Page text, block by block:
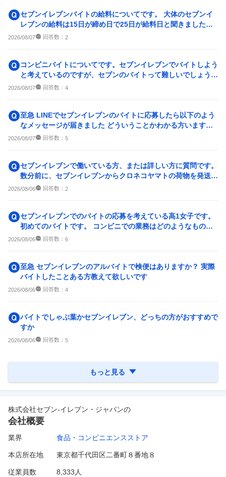
セブンイレブンバイトの給料についてです。 大体のセブンイ
レブンの給料は15日が締め日で25日が給料日と聞きました。
給料は25日の大体何...
2026/08/07 回答数： 2
コンビニバイトについてです。セブンイレブンでバイトしよう
と考えているのですが、セブンのバイトって難しいでしょう
か？ 全コンビニの中で一...
2026/08/07 回答数： 4
至急 LINEでセブンイレブンのバイトに応募したら以下のよう
なメッセージが届きました どういうことかわかる方います
か？ 面接なしってど...
2026/08/07 回答数： 5
セブンイレブンで働いている方、または詳しい方に質問です。
数分前に、セブンイレブンからクロネコヤマトの荷物を発送し
ました。 私も確認...
2026/08/06 回答数： 2
セブンイレブンでのバイトの応募を考えている高1女子です。
初めてのバイトです。 コンビニでの業務はどのようなものな
のでしょうか？また、何...
2026/08/06 回答数： 6
至急 セブンイレブンのアルバイトで検便はありますか？ 実際
バイトしたことある方教えて欲しいです
2026/08/06 回答数： 4
バイトでしゃぶ葉かセブンイレブン、どっちの方がおすすめで
すか
2026/08/06 回答数： 5
もっと見る
株式会社セブン-イレブン・ジャパンの
会社概要
業界 食品・コンビニエンスストア
本店所在地 東京都千代田区二番町８番地８
従業員数 8,333人